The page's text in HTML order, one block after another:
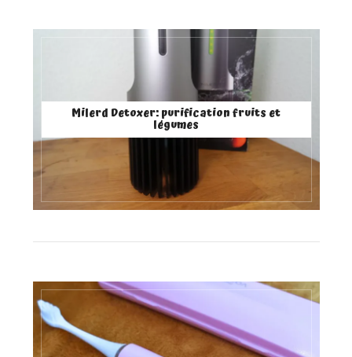
Milerd Detoxer: purification fruits et
légumes